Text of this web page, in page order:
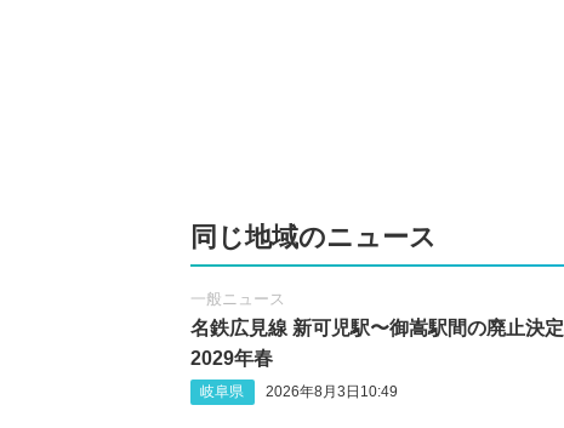
同じ地域のニュース
一般ニュース
名鉄広見線 新可児駅〜御嵩駅間の廃止決定
2029年春
岐阜県 2026年8月3日10:49